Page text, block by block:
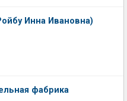
Инна Ивановна)
фабрика